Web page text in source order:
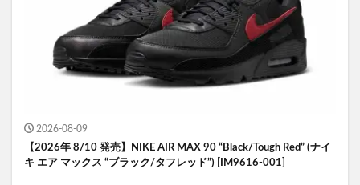
2026-08-09
【2026年 8/10 発売】NIKE AIR MAX 90 “Black/Tough Red” (ナイ
キ エア マックス “ブラック/タフレッド”) [IM9616-001]